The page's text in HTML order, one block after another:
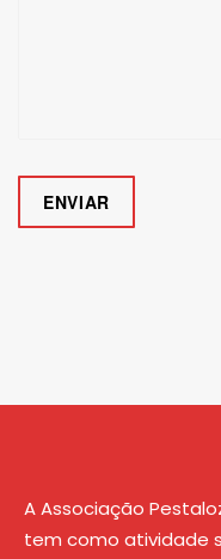
A Associação
tem como atividade